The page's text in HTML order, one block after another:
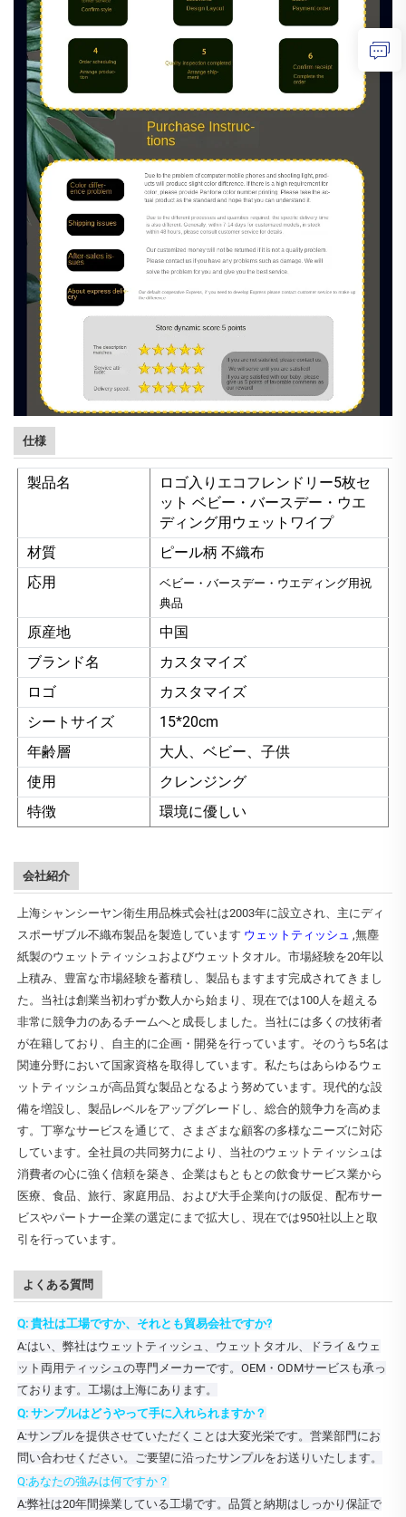
仕様
製品名
ロゴ入りエコフレンドリー5枚セ
ット ベビー・バースデー・ウエ
ディング用ウェットワイプ
材質
ピール柄 不織布
応用
ベビー・バースデー・ウエディング用祝
典品
原産地
中国
ブランド名
カスタマイズ
ロゴ
カスタマイズ
シートサイズ
15*20cm
年齢層
大人、ベビー、子供
使用
クレンジング
特徴
環境に優しい
会社紹介
上海シャンシーヤン衛生用品株式会社は2003年に設立され、主にディ
スポーザブル不織布製品を製造しています ウェットティッシュ ,無塵
紙製のウェットティッシュおよびウェットタオル。市場経験を20年以
上積み、豊富な市場経験を蓄積し、製品もますます完成されてきまし
た。当社は創業当初わずか数人から始まり、現在では100人を超える
非常に競争力のあるチームへと成長しました。当社には多くの技術者
が在籍しており、自主的に企画・開発を行っています。そのうち5名は
関連分野において国家資格を取得しています。私たちはあらゆるウェ
ットティッシュが高品質な製品となるよう努めています。現代的な設
備を増設し、製品レベルをアップグレードし、総合的競争力を高めま
す。丁寧なサービスを通じて、さまざまな顧客の多様なニーズに対応
しています。全社員の共同努力により、当社のウェットティッシュは
消費者の心に強く信頼を築き、企業はもともとの飲食サービス業から
医療、食品、旅行、家庭用品、および大手企業向けの販促、配布サー
ビスやパートナー企業の選定にまで拡大し、現在では950社以上と取
引を行っています。
よくある質問
Q: 貴社は工場ですか、それとも貿易会社ですか?
A:はい、弊社はウェットティッシュ、ウェットタオル、ドライ＆ウェ
ット両用ティッシュの専門メーカーです。OEM・ODMサービスも承っ
ております。工場は上海にあります。
Q: サンプルはどうやって手に入れられますか？
A:サンプルを提供させていただくことは大変光栄です。営業部門にお
問い合わせください。ご要望に沿ったサンプルをお送りいたします。
Q:あなたの強みは何ですか？
A:弊社は20年間操業している工場です。品質と納期はしっかり保証で